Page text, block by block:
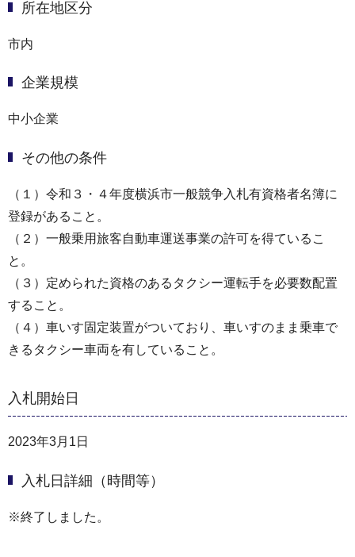
所在地区分
市内
企業規模
中小企業
その他の条件
（１）令和３・４年度横浜市一般競争入札有資格者名簿に
登録があること。
（２）一般乗用旅客自動車運送事業の許可を得ているこ
と。
（３）定められた資格のあるタクシー運転手を必要数配置
すること。
（４）車いす固定装置がついており、車いすのまま乗車で
きるタクシー車両を有していること。
入札開始日
2023年3月1日
入札日詳細（時間等）
※終了しました。